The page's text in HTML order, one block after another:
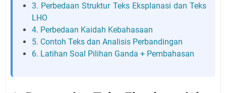
3. Perbedaan Struktur Teks Eksplanasi dan Teks
LHO
4. Perbedaan Kaidah Kebahasaan
5. Contoh Teks dan Analisis Perbandingan
6. Latihan Soal Pilihan Ganda + Pembahasan